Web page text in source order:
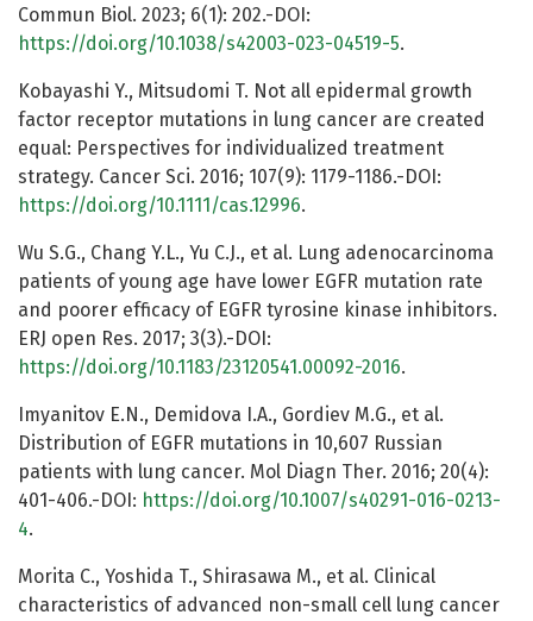
Commun Biol. 2023; 6(1): 202.-DOI:
https://doi.org/10.1038/s42003-023-04519-5.
Kobayashi Y., Mitsudomi T. Not all epidermal growth
factor receptor mutations in lung cancer are created
equal: Perspectives for individualized treatment
strategy. Cancer Sci. 2016; 107(9): 1179-1186.-DOI:
https://doi.org/10.1111/cas.12996.
Wu S.G., Chang Y.L., Yu C.J., et al. Lung adenocarcinoma
patients of young age have lower EGFR mutation rate
and poorer efficacy of EGFR tyrosine kinase inhibitors.
ERJ open Res. 2017; 3(3).-DOI:
https://doi.org/10.1183/23120541.00092-2016.
Imyanitov E.N., Demidova I.A., Gordiev M.G., et al.
Distribution of EGFR mutations in 10,607 Russian
patients with lung cancer. Mol Diagn Ther. 2016; 20(4):
401-406.-DOI: https://doi.org/10.1007/s40291-016-0213-
4.
Morita C., Yoshida T., Shirasawa M., et al. Clinical
characteristics of advanced non-small cell lung cancer